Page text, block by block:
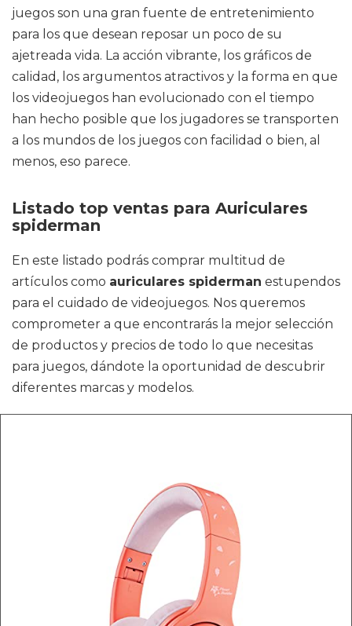
juegos son una gran fuente de entretenimiento
para los que desean reposar un poco de su
ajetreada vida. La acción vibrante, los gráficos de
calidad, los argumentos atractivos y la forma en que
los videojuegos han evolucionado con el tiempo
han hecho posible que los jugadores se transporten
a los mundos de los juegos con facilidad o bien, al
menos, eso parece.
Listado top ventas para Auriculares
spiderman
En este listado podrás comprar multitud de
artículos como auriculares spiderman estupendos
para el cuidado de videojuegos. Nos queremos
comprometer a que encontrarás la mejor selección
de productos y precios de todo lo que necesitas
para juegos, dándote la oportunidad de descubrir
diferentes marcas y modelos.